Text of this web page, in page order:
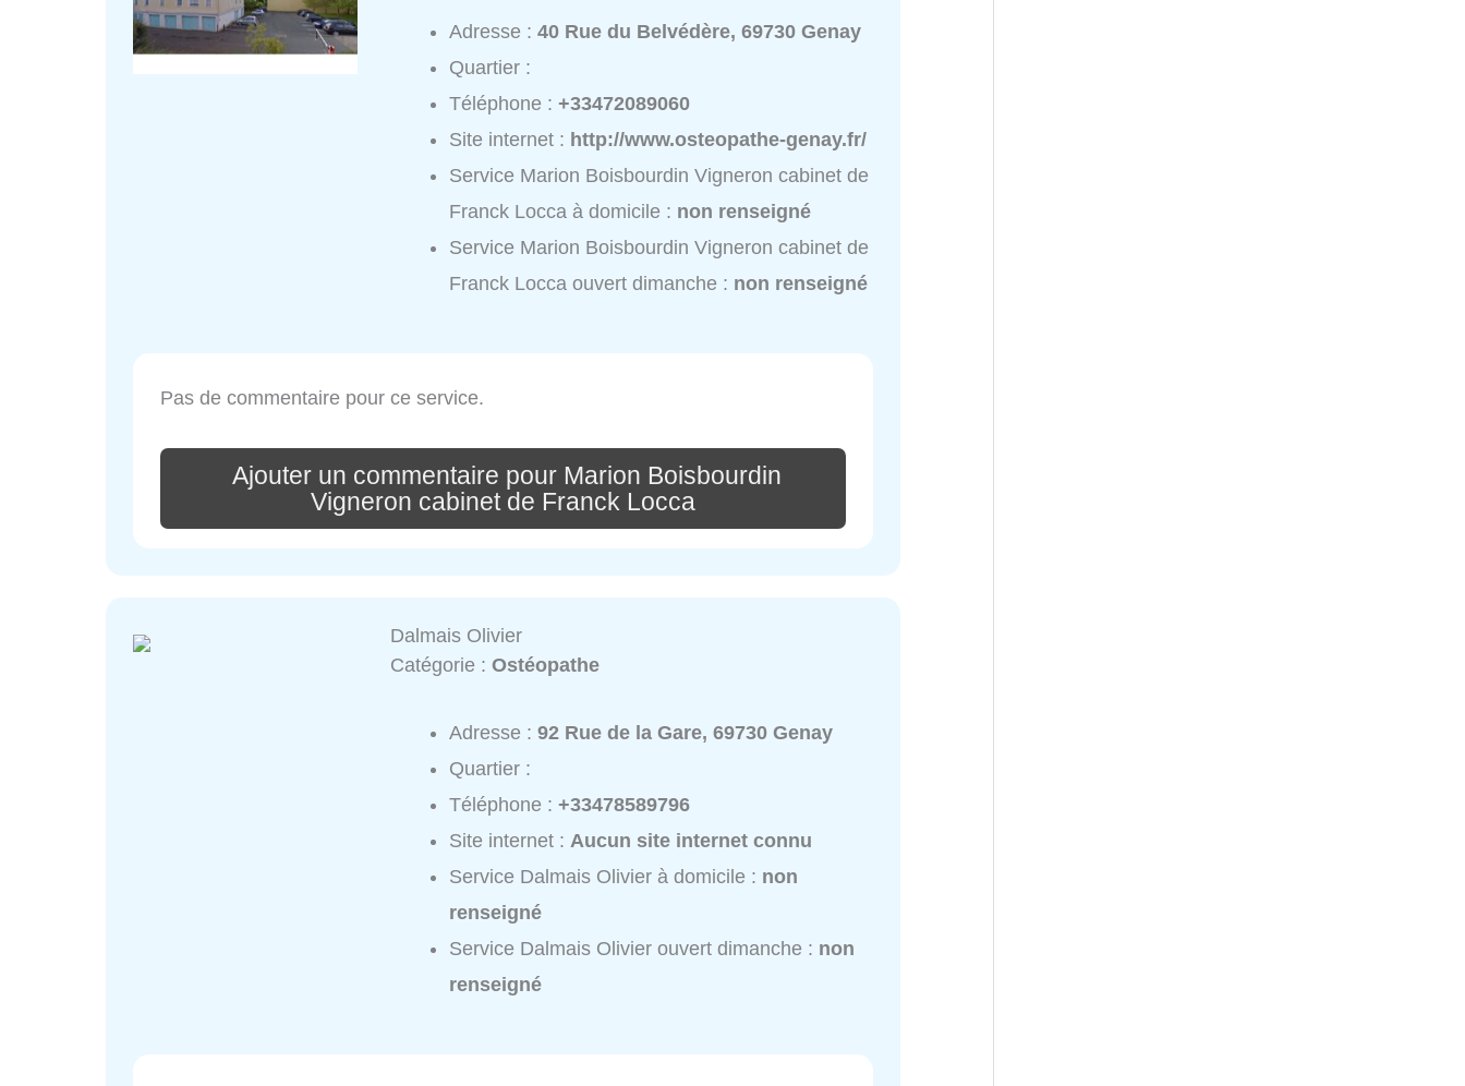
Adresse :40 Rue du Belvédère, 69730 Genay
Quartier :
Téléphone :+33472089060
Site internet : http://www.osteopathe-genay.fr/
Service Marion Boisbourdin Vigneron cabinet de
Franck Locca à domicile : non renseigné
Service Marion Boisbourdin Vigneron cabinet de
Franck Locca ouvert dimanche : non renseigné
Pas de commentaire pour ce service.
Ajouter un commentaire pour Marion Boisbourdin
Vigneron cabinet de Franck Locca
Dalmais Olivier
Catégorie :Ostéopathe
Adresse :92 Rue de la Gare, 69730 Genay
Quartier :
Téléphone :+33478589796
Site internet : Aucun site internet connu
Service Dalmais Olivier à domicile : non
renseigné
Service Dalmais Olivier ouvert dimanche : non
renseigné